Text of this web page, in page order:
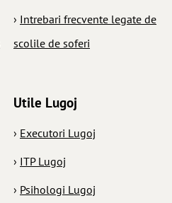
› Intrebari frecvente legate de
scolile de soferi
Utile Lugoj
› Executori Lugoj
› ITP Lugoj
› Psihologi Lugoj